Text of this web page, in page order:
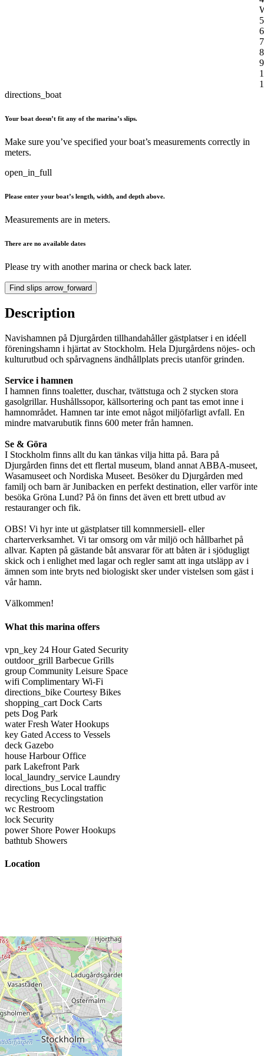
5
6
7
8
9
directions_boat
Your boat doesn’t fit any of the marina’s slips.
Make sure you’ve specified your boat’s measurements correctly in
meters.
open_in_full
Please enter your boat’s length, width, and depth above.
Measurements are in meters.
There are no available dates
Please try with another marina or check back later.
Find slips arrow_forward
Description
Navishamnen på Djurgården tillhandahåller gästplatser i en idéell
föreningshamn i hjärtat av Stockholm. Hela Djurgårdens nöjes- och
kulturutbud och spårvagnens ändhållplats precis utanför grinden.
Service i hamnen
I hamnen finns toaletter, duschar, tvättstuga och 2 stycken stora
gasolgrillar. Hushållssopor, källsortering och pant tas emot inne i
hamnområdet. Hamnen tar inte emot något miljöfarligt avfall. En
mindre matvarubutik finns 600 meter från hamnen.
Se & Göra
I Stockholm finns allt du kan tänkas vilja hitta på. Bara på
Djurgården finns det ett flertal museum, bland annat ABBA-museet,
Wasamuseet och Nordiska Museet. Besöker du Djurgården med
familj och barn är Junibacken en perfekt destination, eller varför inte
besöka Gröna Lund? På ön finns det även ett brett utbud av
restauranger och fik.
OBS! Vi hyr inte ut gästplatser till komnmersiell- eller
charterverksamhet. Vi tar omsorg om vår miljö och hållbarhet på
allvar. Kapten på gästande båt ansvarar för att båten är i sjödugligt
skick och i enlighet med lagar och regler samt att inga utsläpp av i
ämnen som inte bryts ned biologiskt sker under vistelsen som gäst i
vår hamn.
Välkommen!
What this marina offers
vpn_key 24 Hour Gated Security
outdoor_grill Barbecue Grills
group Community Leisure Space
wifi Complimentary Wi-Fi
directions_bike Courtesy Bikes
shopping_cart Dock Carts
pets Dog Park
water Fresh Water Hookups
key Gated Access to Vessels
deck Gazebo
house Harbour Office
park Lakefront Park
local_laundry_service Laundry
directions_bus Local traffic
recycling Recyclingstation
wc Restroom
lock Security
power Shore Power Hookups
bathtub Showers
Location